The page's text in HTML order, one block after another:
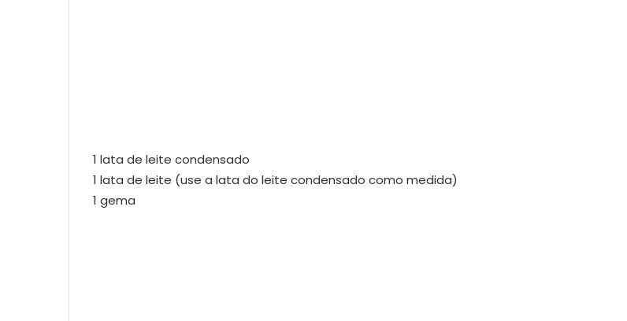
1 lata de leite condensado
1 lata de leite (use a lata do leite condensado como medida)
1 gema